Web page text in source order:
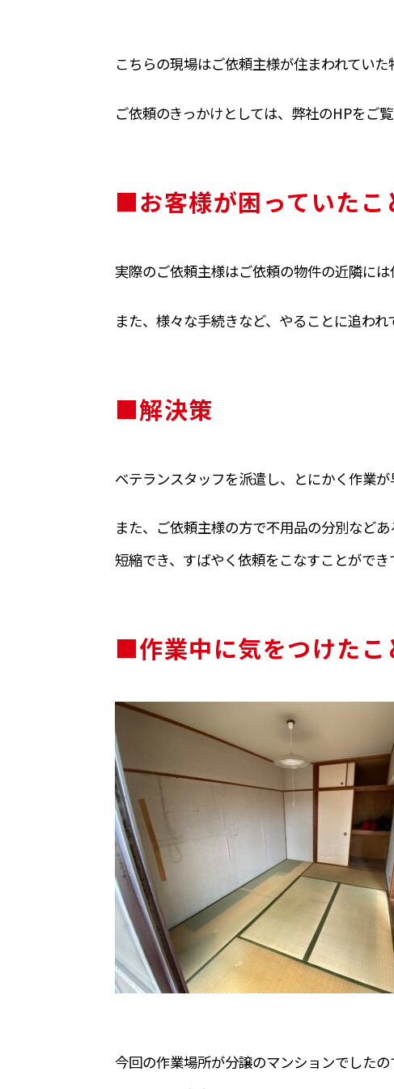
こちらの現場はご依頼主様が住まわれてい
ご依頼のきっかけとしては、弊社のHPをご
■お客様が困っていたこ
実際のご依頼主様はご依頼の物件の近隣に
また、様々な手続きなど、やることに追わ
■解決策
ベテランスタッフを派遣し、とにかく作業
また、ご依頼主様の方で不用品の分別など
短縮でき、すばやく依頼をこなすことができ
■作業中に気をつけたこ
今回の作業場所が分譲のマンションでした